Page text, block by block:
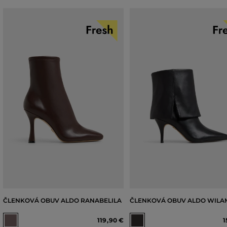
ČLENKOVÁ OBUV ALDO RANABELILA
119,90 €
ČLENKOVÁ OBUV ALDO